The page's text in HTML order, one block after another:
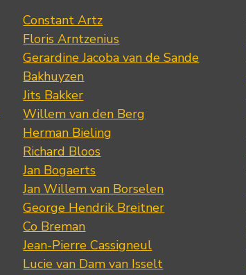
Constant Artz
Floris Arntzenius
Gerardine Jacoba van de Sande
Bakhuyzen
Jits Bakker
Willem van den Berg
Herman Bieling
Richard Bloos
Jan Bogaerts
Jan Willem van Borselen
George Hendrik Breitner
Co Breman
Jean-Pierre Cassigneul
Lucie van Dam van Isselt